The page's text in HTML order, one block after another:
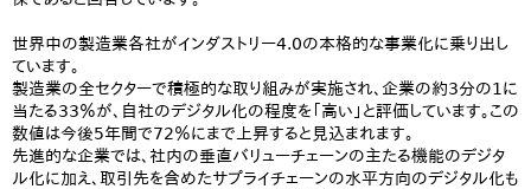
世界中の製造業各社がインダストリー4.0の本格的な事業化に乗り出し
ています。
製造業の全セクターで積極的な取り組みが実施され、企業の約3分の1に
当たる33％が、自社のデジタル化の程度を「高い」と評価しています。この
数値は今後5年間で72％にまで上昇すると見込まれます。
先進的な企業では、社内の垂直バリューチェーンの主たる機能のデジタ
ル化に加え、取引先を含めたサプライチェーンの水平方向のデジタル化も